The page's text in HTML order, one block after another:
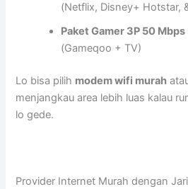
(Netflix, Disney+ Hotstar,
Paket Gamer 3P 50 Mbps
(Gameqoo + TV)
Lo bisa pilih modem wifi murah
menjangkau area lebih luas kalau
lo gede.
Provider Internet Murah dengan